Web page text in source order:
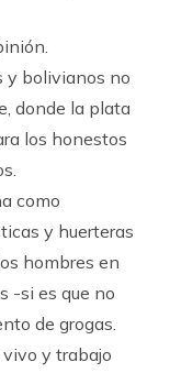
y bolivianos no
donde la plata
los honestos
como
y huerteras
hombres en
-si es que no
de grogas.
y trabajo